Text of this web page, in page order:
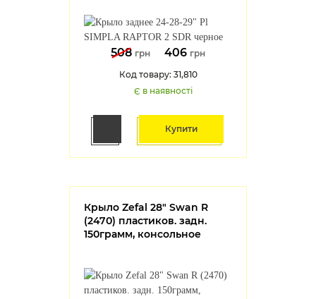
508 грн 406 грн
Код товару: 31,810
Є в наявності
Купити
Крыло Zefal 28" Swan R
(2470) пластиков. задн.
150грамм, консольное